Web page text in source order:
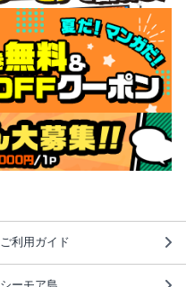
ご利用ガイド